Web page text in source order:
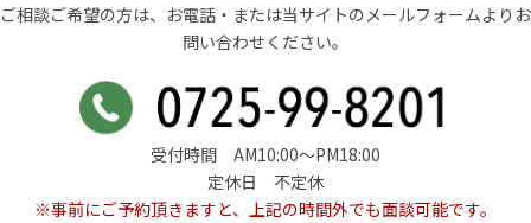
ご相談ご希望の方は、お電話・または当サイトのメールフォームよりお
問い合わせください。
受付時間 AM10:00〜PM18:00
定休日 不定休
※事前にご予約頂きますと、上記の時間外でも面談可能です。